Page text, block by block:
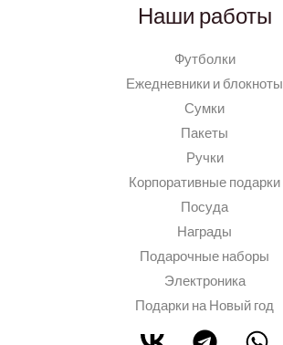
Наши работы
Футболки
Ежедневники и блокноты
Сумки
Пакеты
Ручки
Корпоративные подарки
Посуда
Награды
Подарочные наборы
Электроника
Подарки на Новый год